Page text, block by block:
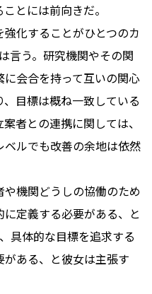
とには前向きだ。
化することがひとつのカ
言う。研究機関やその関
会合を持って互いの関心
目標は概ね一致している
者との連携に関しては、
ルでも改善の余地は依然
機関どうしの協働のため
定義する必要がある、と
具体的な目標を追求する
ある、と彼女は主張す